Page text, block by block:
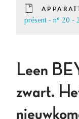
présent - n° 20 -
Leen
zwart.